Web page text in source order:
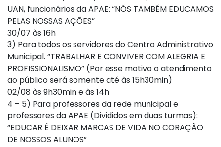
UAN, funcionários da APAE: “NÓS TAMBÉM EDUCAMOS
PELAS NOSSAS AÇÕES”
30/07 às 16h
3) Para todos os servidores do Centro Administrativo
Municipal. “TRABALHAR E CONVIVER COM ALEGRIA E
PROFISSIONALISMO” (Por esse motivo o atendimento
ao público será somente até às 15h30min)
02/08 às 9h30min e às 14h
4 – 5) Para professores da rede municipal e
professores da APAE (Divididos em duas turmas):
“EDUCAR É DEIXAR MARCAS DE VIDA NO CORAÇÃO
DE NOSSOS ALUNOS”